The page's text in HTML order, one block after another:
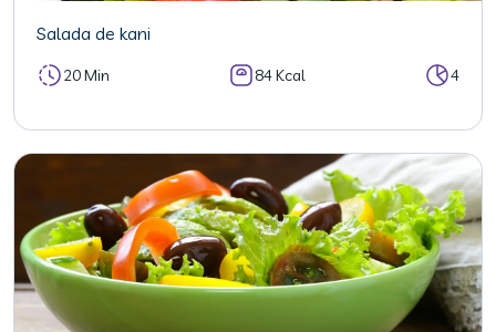
Salada de kani
20 Min 84 Kcal 4